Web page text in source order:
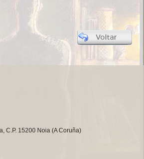
Voltar
C.P. 15200 Noia (A Coruña)